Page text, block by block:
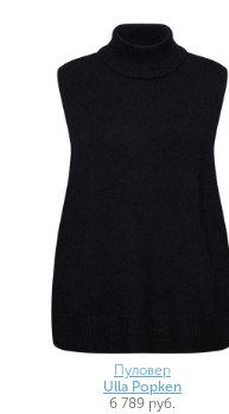
Пуловер
Ulla Popken
6 789 руб.